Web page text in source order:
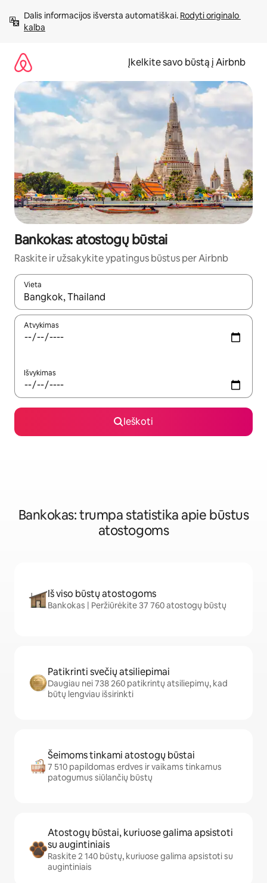
prie
turinio
Dalis informacijos išversta automatiškai. Rodyti originalo
kalba
Įkelkite savo būstą į Airbnb
Bankokas: atostogų būstai
Raskite ir užsakykite ypatingus būstus per Airbnb
Vieta
Kai pasirodys paieškos rezultatai, juos naršyti galite
Atvykimas
Išvykimas
Ieškoti
Bankokas: trumpa statistika apie būstus
atostogoms
Iš viso būstų atostogoms
Bankokas | Peržiūrėkite 37 760 atostogų būstų
Patikrinti svečių atsiliepimai
Daugiau nei 738 260 patikrintų atsiliepimų, kad
būtų lengviau išsirinkti
Šeimoms tinkami atostogų būstai
7 510 papildomas erdves ir vaikams tinkamus
patogumus siūlančių būstų
Atostogų būstai, kuriuose galima apsistoti
su augintiniais
Raskite 2 140 būstų, kuriuose galima apsistoti su
augintiniais